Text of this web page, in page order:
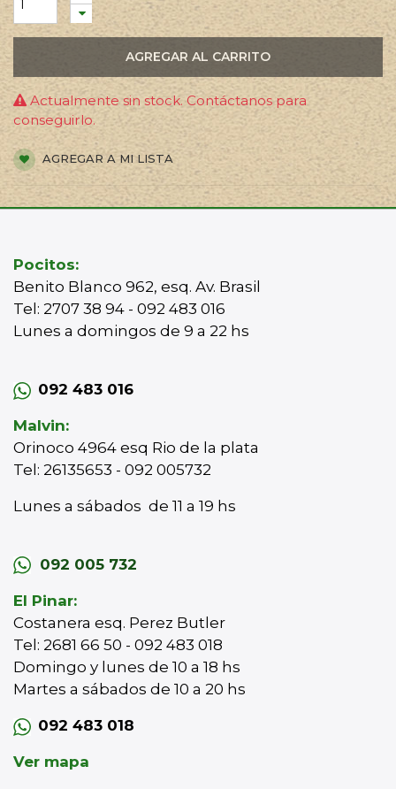
AGREGAR AL CARRITO
Actualmente sin stock. Contáctanos para
conseguirlo.
AGREGAR A MI LISTA
Pocitos:
Benito Blanco 962, esq. Av. Brasil
Tel: 2707 38 94 - 092 483 016
Lunes a domingos de 9 a 22 hs
092 483 016
Malvin:
Orinoco 4964 esq Rio de la plata
Tel: 26135653 - 092 005732
Lunes a sábados de 11 a 19 hs
092 005 732
El Pinar:
Costanera esq. Perez Butler
Tel: 2681 66 50 - 092 483 018
Domingo y lunes de 10 a 18 hs
Martes a sábados de 10 a 20 hs
092 483 018
Ver mapa